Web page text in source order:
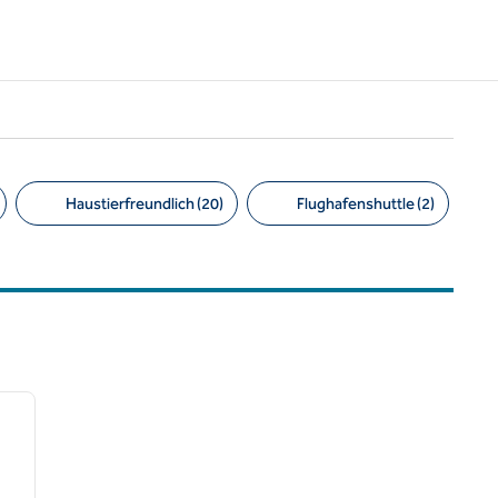
Haustierfreundlich (20) Flughafenshuttle (2)
nächstes Bild